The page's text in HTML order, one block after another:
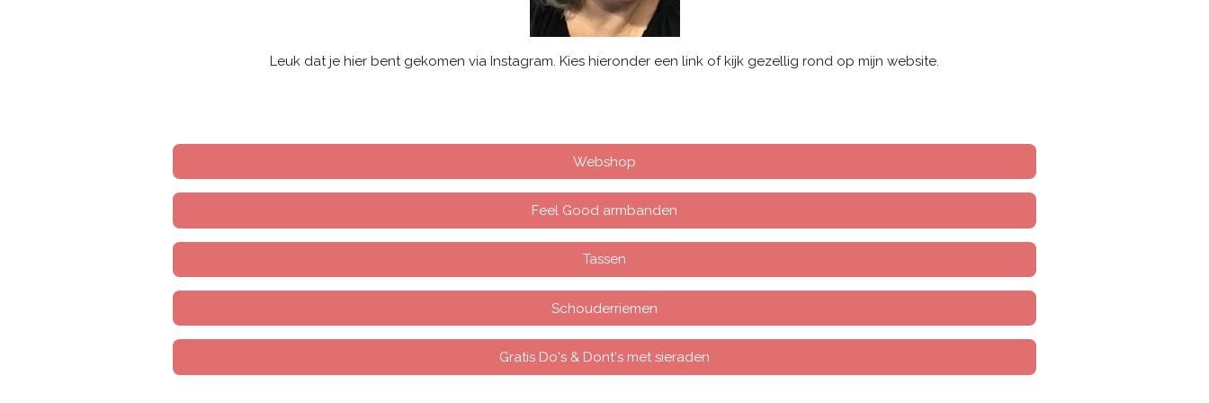
Leuk dat je hier bent gekomen via Instagram. Kies hieronder een link of kijk gezellig rond op mijn website.
Webshop
Feel Good armbanden
Tassen
Schouderriemen
Gratis Do's & Dont's met sieraden